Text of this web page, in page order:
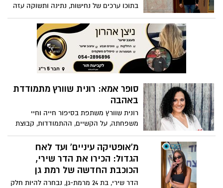
בתוכו ערכים של נחישות, נתינה ותשוקה עזה
לחולל שינוי
סופר אמא: רונית שוורץ מתמודדת
באהבה
רונית שוורץ משתפת בסיפור חייה וחיי
משפחתה, על הקשיים, ההתמודדות, קבוצת
הווטסאפ שהקימה ועל הפעם הראשונה
ששמעה ממנו את המילה ״אמא״
מ'אופטיקה עיניים' ועד לאח
הגדול: הכירו את הדר שירי,
הכוכבת החדשה של רמת גן
הדר שירי, בת 24 מרמת-גן, נבחרה להיות חלק